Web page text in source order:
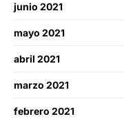
junio 2021
mayo 2021
abril 2021
marzo 2021
febrero 2021